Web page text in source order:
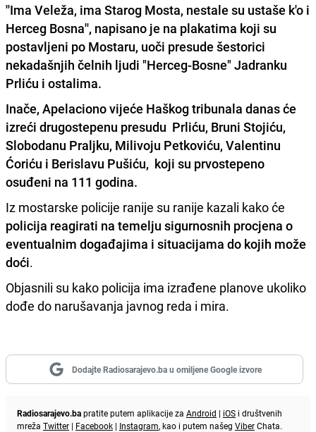
''Ima Veleža, ima Starog Mosta, nestale su ustaše k'o i
Herceg Bosna'', napisano je na plakatima koji su
postavljeni po Mostaru, uoči presude šestorici
nekadašnjih čelnih ljudi "Herceg-Bosne" Jadranku
Prliću i ostalima.
Inače, Apelaciono vijeće Haškog tribunala danas će
izreći drugostepenu presudu Prliću, Bruni Stojiću,
Slobodanu Praljku, Milivoju Petkoviću, Valentinu
Ćoriću i Berislavu Pušiću, koji su prvostepeno
osuđeni na 111 godina.
Iz mostarske policije ranije su ranije kazali kako će
policija reagirati na temelju sigurnosnih procjena o
eventualnim događajima i situacijama do kojih može
doći.
Objasnili su kako policija ima izrađene planove ukoliko
dođe do narušavanja javnog reda i mira.
Dodajte Radiosarajevo.ba u omiljene Google izvore
Radiosarajevo.bapratite putem aplikacije za Android | iOS i društvenih
mreža Twitter | Facebook | Instagram, kao i putem našeg ViberChata.